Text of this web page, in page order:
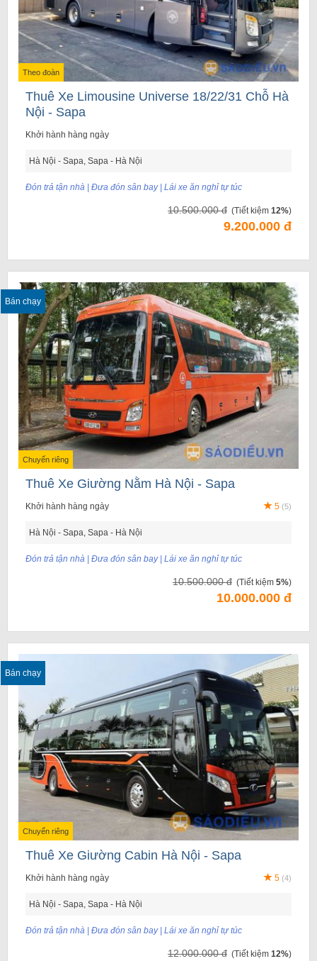
Theo đoàn
Thuê Xe Limousine Universe 18/22/31 Chỗ Hà
Nội - Sapa
Khởi hành hàng ngày
Hà Nội - Sapa, Sapa - Hà Nội
Đón trả tận nhà | Đưa đón sân bay | Lái xe ăn nghỉ tự túc
10.500.000 đ (Tiết kiệm 12%)
9.200.000 đ
Bán chạy
Chuyến riêng
Thuê Xe Giường Nằm Hà Nội - Sapa
Khởi hành hàng ngày 5 (5)
Hà Nội - Sapa, Sapa - Hà Nội
Đón trả tận nhà | Đưa đón sân bay | Lái xe ăn nghỉ tự túc
10.500.000 đ (Tiết kiệm 5%)
10.000.000 đ
Bán chạy
Chuyến riêng
Thuê Xe Giường Cabin Hà Nội - Sapa
Khởi hành hàng ngày 5 (4)
Hà Nội - Sapa, Sapa - Hà Nội
Đón trả tận nhà | Đưa đón sân bay | Lái xe ăn nghỉ tự túc
12.000.000 đ (Tiết kiệm 12%)